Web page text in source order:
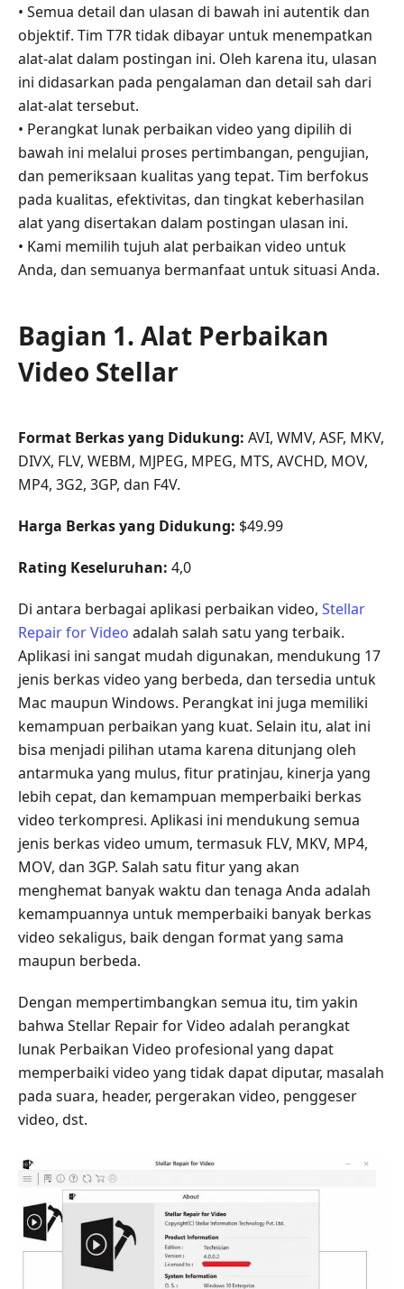
tentang
Perangkat
Lunak
Perbaikan
Video
Terbaik
• Semua detail dan ulasan di bawah ini autentik dan
objektif. Tim T7R tidak dibayar untuk menempatkan
alat-alat dalam postingan ini. Oleh karena itu, ulasan
ini didasarkan pada pengalaman dan detail sah dari
alat-alat tersebut.
• Perangkat lunak perbaikan video yang dipilih di
bawah ini melalui proses pertimbangan, pengujian,
dan pemeriksaan kualitas yang tepat. Tim berfokus
pada kualitas, efektivitas, dan tingkat keberhasilan
alat yang disertakan dalam postingan ulasan ini.
• Kami memilih tujuh alat perbaikan video untuk
Anda, dan semuanya bermanfaat untuk situasi Anda.
Bagian 1. Alat Perbaikan
Video Stellar
Format Berkas yang Didukung: AVI, WMV, ASF, MKV,
DIVX, FLV, WEBM, MJPEG, MPEG, MTS, AVCHD, MOV,
MP4, 3G2, 3GP, dan F4V.
Harga Berkas yang Didukung: $49.99
Rating Keseluruhan: 4,0
Di antara berbagai aplikasi perbaikan video, Stellar
Repair for Video adalah salah satu yang terbaik.
Aplikasi ini sangat mudah digunakan, mendukung 17
jenis berkas video yang berbeda, dan tersedia untuk
Mac maupun Windows. Perangkat ini juga memiliki
kemampuan perbaikan yang kuat. Selain itu, alat ini
bisa menjadi pilihan utama karena ditunjang oleh
antarmuka yang mulus, fitur pratinjau, kinerja yang
lebih cepat, dan kemampuan memperbaiki berkas
video terkompresi. Aplikasi ini mendukung semua
jenis berkas video umum, termasuk FLV, MKV, MP4,
MOV, dan 3GP. Salah satu fitur yang akan
menghemat banyak waktu dan tenaga Anda adalah
kemampuannya untuk memperbaiki banyak berkas
video sekaligus, baik dengan format yang sama
maupun berbeda.
Dengan mempertimbangkan semua itu, tim yakin
bahwa Stellar Repair for Video adalah perangkat
lunak Perbaikan Video profesional yang dapat
memperbaiki video yang tidak dapat diputar, masalah
pada suara, header, pergerakan video, penggeser
video, dst.